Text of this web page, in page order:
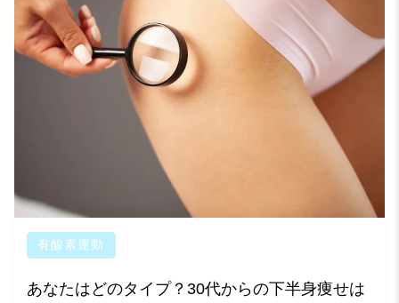
有酸素運動
あなたはどのタイプ？30代からの下半身痩せは